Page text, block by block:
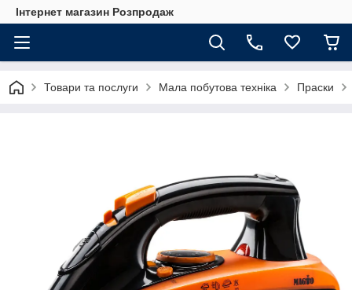
Інтернет магазин Розпродаж
Товари та послуги Мала побутова техніка Праски